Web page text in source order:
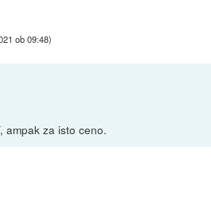
ob 09:48)
ampak za isto ceno.